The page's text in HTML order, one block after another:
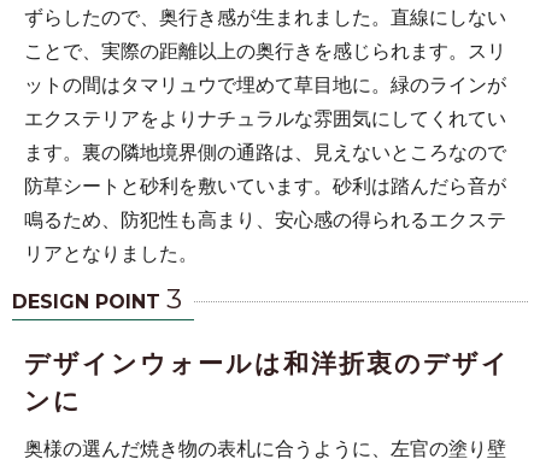
ずらしたので、奥行き感が生まれました。直線にしない
ことで、実際の距離以上の奥行きを感じられます。スリ
ットの間はタマリュウで埋めて草目地に。緑のラインが
エクステリアをよりナチュラルな雰囲気にしてくれてい
ます。裏の隣地境界側の通路は、見えないところなので
防草シートと砂利を敷いています。砂利は踏んだら音が
鳴るため、防犯性も高まり、安心感の得られるエクステ
リアとなりました。
DESIGN POINT 3
デザインウォールは和洋折衷のデザイ
ンに
奥様の選んだ焼き物の表札に合うように、左官の塗り壁